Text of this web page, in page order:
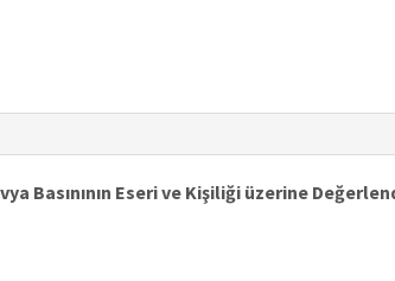
Basınının Eseri ve Kişiliği üzerine